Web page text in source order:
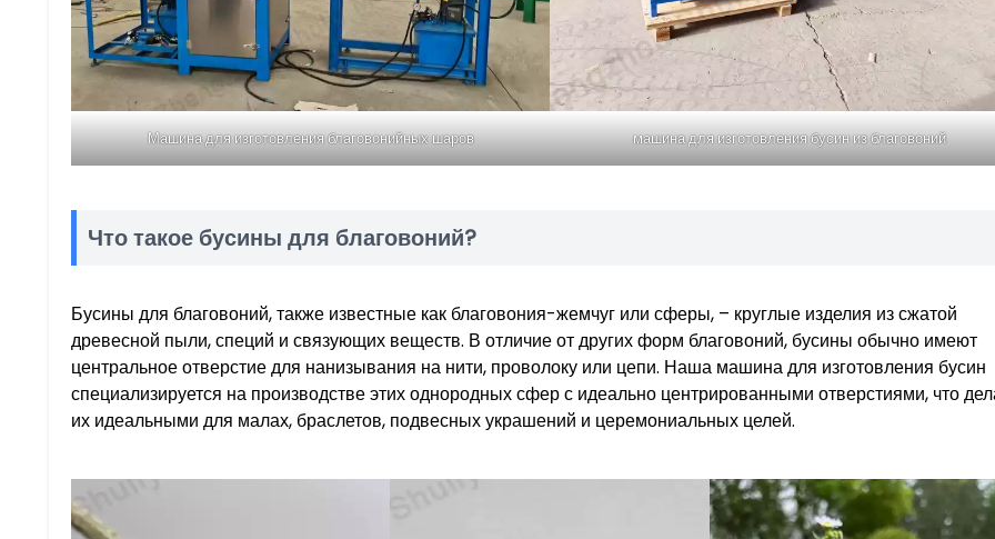
Машина для изготовления благовонийных шаров машина для изготовления бусин из благовоний
Что такое бусины для благовоний?
Бусины для благовоний, также известные как благовония-жемчуг или сферы, – круглые изделия из сжатой
древесной пыли, специй и связующих веществ. В отличие от других форм благовоний, бусины обычно имеют
центральное отверстие для нанизывания на нити, проволоку или цепи. Наша машина для изготовления бусин
специализируется на производстве этих однородных сфер с идеально центрированными отверстиями, что
их идеальными для малах, браслетов, подвесных украшений и церемониальных целей.